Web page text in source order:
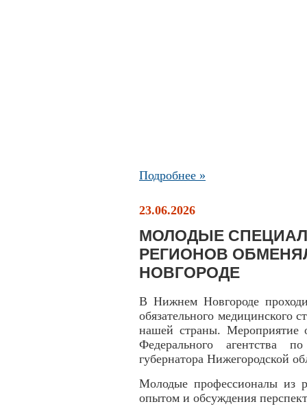
Подробнее »
23.06.2026
МОЛОДЫЕ
РЕГИОНОВ
НОВГОРОДЕ
В Нижнем Новгороде
обязательного медицинского
нашей страны. Мероприятие
Федерального агентства
губернатора Нижегородской
Молодые профессионалы из
опытом и обсуждения